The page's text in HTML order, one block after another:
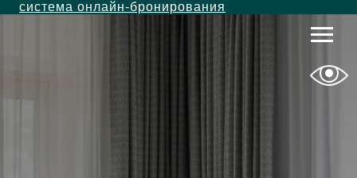
система онлайн-бронирования